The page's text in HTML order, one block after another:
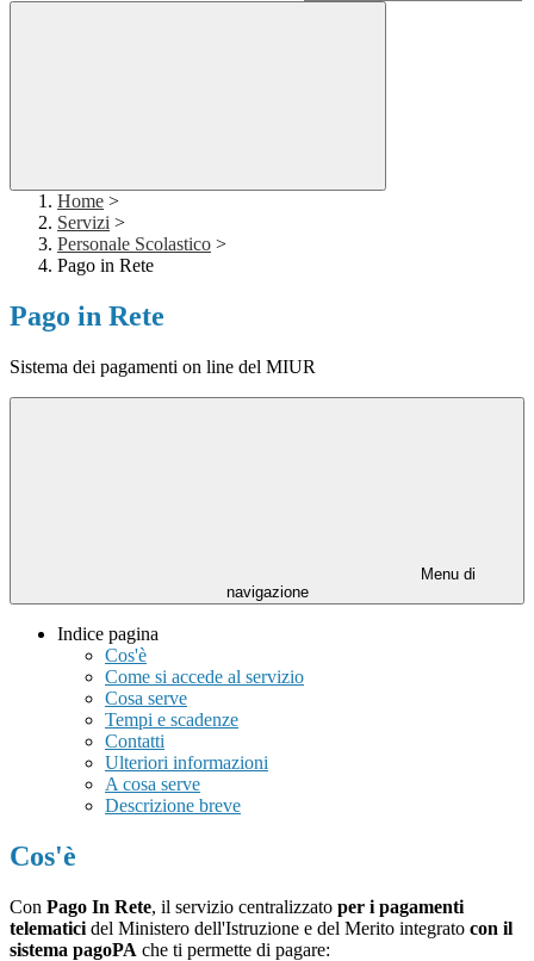
Home >
Servizi >
Personale Scolastico >
Pago in Rete
Pago in Rete
Sistema dei pagamenti on line del MIUR
Menu di
navigazione
Indice pagina
Cos'è
Come si accede al servizio
Cosa serve
Tempi e scadenze
Contatti
Ulteriori informazioni
A cosa serve
Descrizione breve
Cos'è
Con Pago In Rete, il servizio centralizzato per i pagamenti
telematici del Ministero dell'Istruzione e del Merito integrato con il
sistema pagoPA che ti permette di pagare: